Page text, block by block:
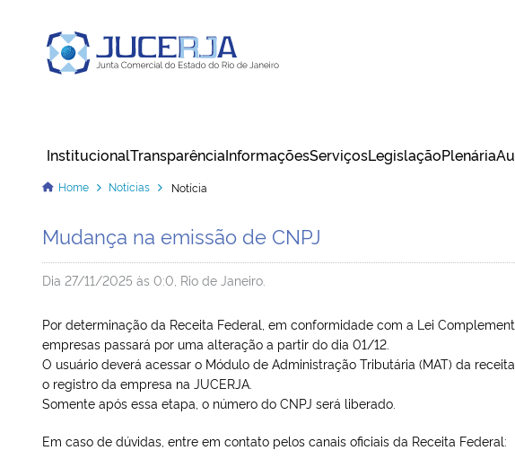
InstitucionalTransparênciaInformaçõesServiçosLegislaçãoPlenária
Junta Comercial do Estado do Rio
Cadastrar / Acessar
Home Notícias Notícia
Mudança na emissão de CNPJ
Dia 27/11/2025 às 0:0, Rio de Janeiro.
Por determinação da Receita Federal, em conformidade com a Lei
empresas passará por uma alteração a partir do dia 01/12.
O usuário deverá acessar o Módulo de Administração Tributária (MAT) da
o registro da empresa na JUCERJA.
Somente após essa etapa, o número do CNPJ será liberado.
Em caso de dúvidas, entre em contato pelos canais oficiais da Receita Federal: